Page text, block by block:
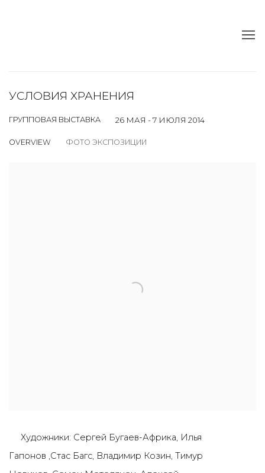
УСЛОВИЯ ХРАНЕНИЯ
ГРУППОВАЯ ВЫСТАВКА 26 МАЯ - 7 ИЮЛЯ 2014
OVERVIEW ФОТО ЭКСПОЗИЦИИ
Художники: Сергей Бугаев-Африка, Илья
Гапонов ,Стас Багс, Владимир Козин, Тимур